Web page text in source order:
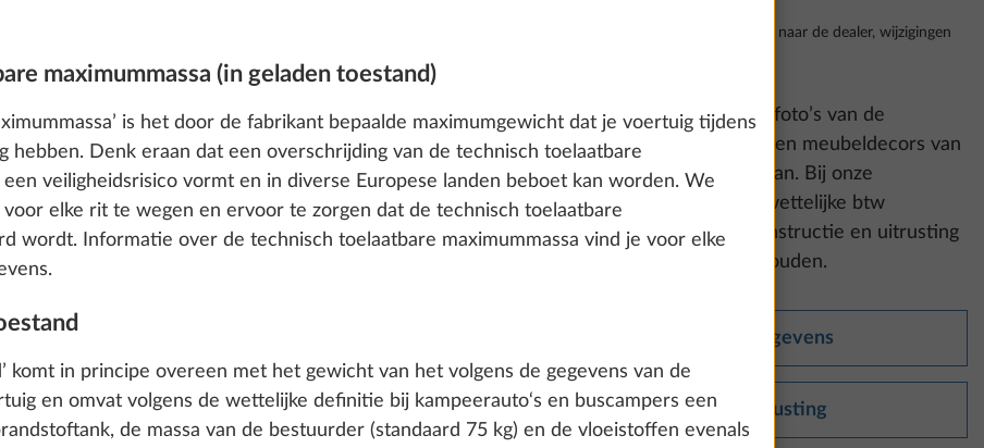
Af fabriek, incl. 21% btw incl. transport naar de dealer, wijzigingen
Let op a.u.b.: Op de getoonde foto’s van de
uitrusting kunnen bekledings- en meubeldecors van
andere series en modellen staan. Bij onze
vrijblijvende adviesprijs is de wettelijke btw
inbegrepen. Wijzigingen in constructie en uitrusting
evenals vergissingen voorbehouden.
Technische gegevens
Standaarduitrusting
maximummassa (in geladen toestand)
is het door de fabrikant bepaalde maximumgewicht dat je voertuig tijdens
hebben. Denk eraan dat een overschrijding van de technisch toelaatbare
veiligheidsrisico vormt en in diverse Europese landen beboet kan worden. We
elke rit te wegen en ervoor te zorgen dat de technisch toelaatbare
wordt. Informatie over de technisch toelaatbare maximummassa vind je voor elke
komt in principe overeen met het gewicht van het volgens de gegevens van de
en omvat volgens de wettelijke definitie bij kampeerauto‘s en buscampers een
de massa van de bestuurder (standaard 75 kg) en de vloeistoffen evenals